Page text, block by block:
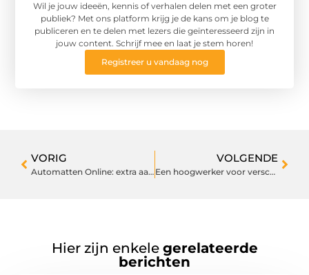
Wil je jouw ideeën, kennis of verhalen delen met een groter
publiek? Met ons platform krijg je de kans om je blog te
publiceren en te delen met lezers die geïnteresseerd zijn in
jouw content. Schrijf mee en laat je stem horen!
Registreer u vandaag nog
VORIG
Automatten Online: extra aandacht voor een alledaagse accessoire
VOLGENDE
Een hoogwerker voor verschillende werkhoogtes kopen
Hier zijn enkele gerelateerde
berichten